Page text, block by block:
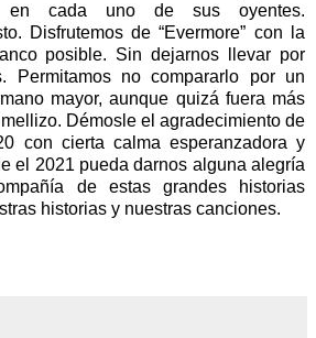
en cada uno de sus oyentes.
Disfrutemos de “Evermore” con la
posible. Sin dejarnos llevar por
Permitamos no compararlo por un
mayor, aunque quizá fuera más
Démosle el agradecimiento de
con cierta calma esperanzadora y
el 2021 pueda darnos alguna alegría
de estas grandes historias
historias y nuestras canciones.